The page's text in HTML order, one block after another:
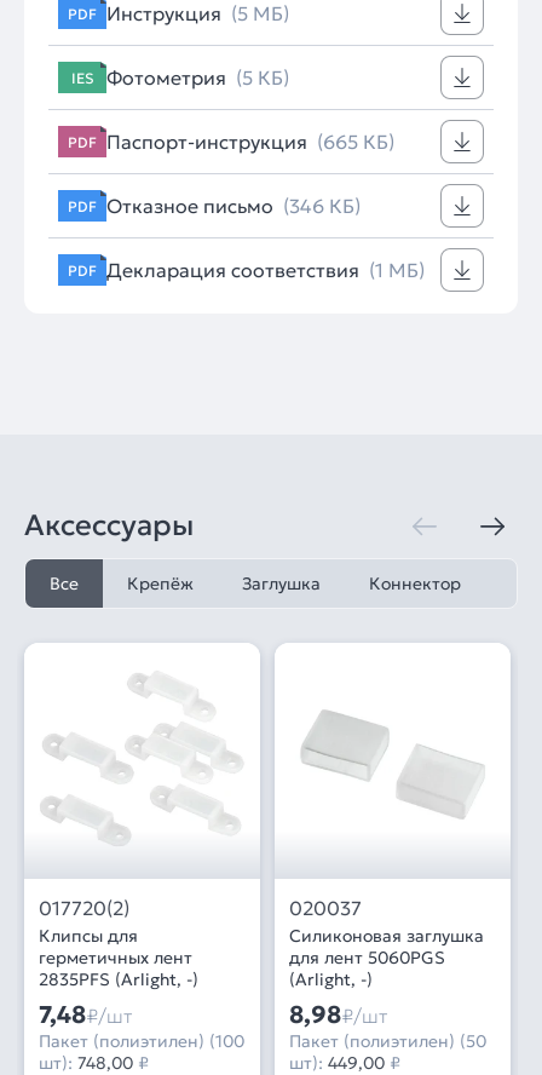
PDF Инструкция (5 МБ)
IES Фотометрия (5 КБ)
PDF Паспорт-инструкция (665 КБ)
PDF Отказное письмо (346 КБ)
PDF Декларация соответствия (1 МБ)
Аксессуары
Все Крепёж Заглушка Коннектор
017720(2)
Клипсы для
герметичных лент
2835PFS (Arlight, -)
7,48₽/шт
Пакет (полиэтилен) (100
шт): 748,00 ₽
020037
Силиконовая заглушка
для лент 5060PGS
(Arlight, -)
8,98₽/шт
Пакет (полиэтилен) (50
шт): 449,00 ₽